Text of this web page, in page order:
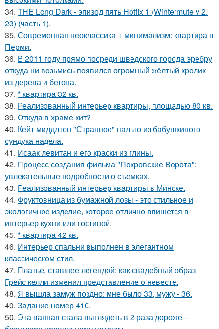
34. THE Long Dark - эпизод пять Hotfix 1 (Wintermute v 2.
23) (часть 1).
35. Современная неоклассика + минимализм: квартира в
Перми.
36. В 2011 году прямо посреди шведского города эребру
откуда ни возьмись появился огромный жёлтый кролик
из дерева и бетона.
37. * квартира 32 кв.
38. Реализованный интерьер квартиры, площадью 80 кв.
39. Откуда в храме кит?
40. Кейт миддлтон "Странное" пальто из бабушкиного
сундука надела.
41. Исаак левитан и его краски из глины.
42. Процесс создания фильма "Покровские Ворота":
увлекательные подробности о съемках.
43. Реализованный интерьер квартиры в Минске.
44. Фруктовница из бумажной лозы - это стильное и
экологичное изделие, которое отлично впишется в
интерьер кухни или гостиной.
45. * квартира 42 кв.
46. Интерьер спальни выполнен в элегантном
классическом стил.
47. Платье, ставшее легендой: как свадебный образ
Грейс келли изменил представление о невесте.
48. Я вышла замуж поздно: мне было 33, мужу - 36.
49. Задание номер 410.
50. Эта ванная стала выглядеть в 2 раза дороже -